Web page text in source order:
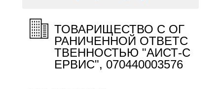
ТОВАРИЩЕСТВО С ОГ
РАНИЧЕННОЙ ОТВЕТС
ТВЕННОСТЬЮ "АИСТ-С
ЕРВИС", 070440003576